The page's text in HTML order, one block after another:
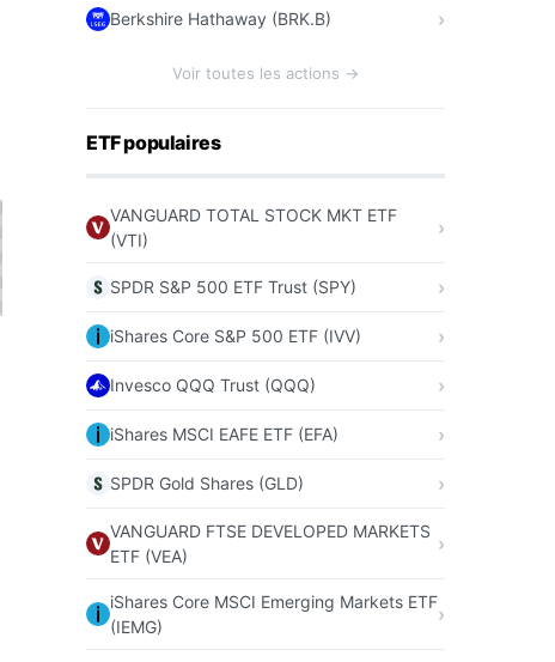
Berkshire Hathaway (BRK.B)
Voir toutes les actions →
ETF populaires
VANGUARD TOTAL STOCK MKT ETF
(VTI)
SPDR S&P 500 ETF Trust (SPY)
iShares Core S&P 500 ETF (IVV)
Invesco QQQ Trust (QQQ)
iShares MSCI EAFE ETF (EFA)
SPDR Gold Shares (GLD)
VANGUARD FTSE DEVELOPED MARKETS
ETF (VEA)
iShares Core MSCI Emerging Markets ETF
(IEMG)